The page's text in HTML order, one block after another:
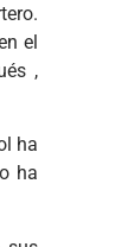
el
,
ha
ha